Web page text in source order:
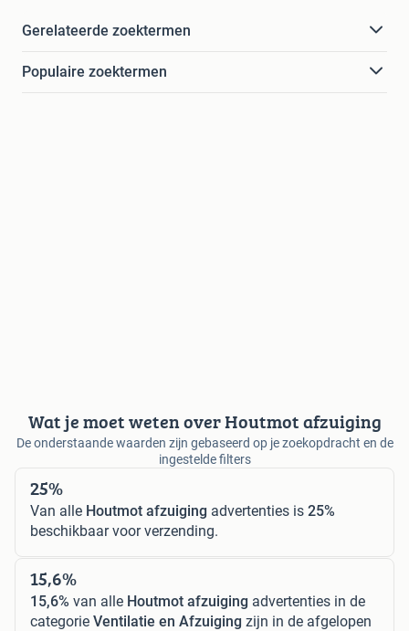
Gerelateerde zoektermen
Populaire zoektermen
Wat je moet weten over Houtmot afzuiging
De onderstaande waarden zijn gebaseerd op je zoekopdracht en de
ingestelde filters
25%
Van alle Houtmot afzuiging advertenties is 25%
beschikbaar voor verzending.
15,6%
15,6% van alle Houtmot afzuiging advertenties in de
categorie Ventilatie en Afzuiging zijn in de afgelopen